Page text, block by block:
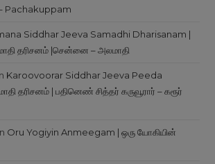
Pachakuppam
Siddhar Jeeva Samadhi Dharisanam |
தரிசனம் |சென்னை – அலமாதி
Karoovoorar Siddhar Jeeva Peeda
தரிசனம் | பதினெண் சித்தர் கருவூரார் – கரூர்
Oru Yogiyin Anmeegam | ஒரு யோகியின்